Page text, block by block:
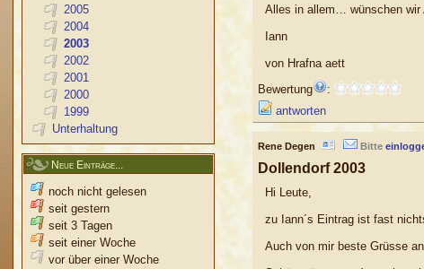
2005
2004
2003
2002
2001
2000
1999
Unterhaltung
Neue Einträge...
noch nicht gelesen
seit gestern
seit 3 Tagen
seit einer Woche
vor über einer Woche
Alles in allem… wünschen wir
Iann
von Hrafna aett
Bewertung
:
antworten
Rene Degen Bitte
Dollendorf 2003
Hi Leute,
zu Iann´s Eintrag ist fast
Auch von mir beste Grüsse